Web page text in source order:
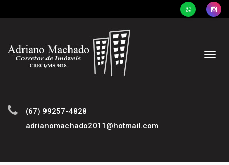
(67) 99257-4828
adrianomachado2011@hotmail.com